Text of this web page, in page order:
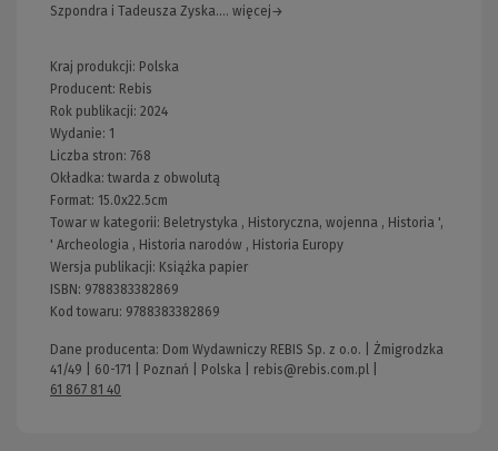
Szpondra i Tadeusza Zyska.... więcej→
Kraj produkcji: Polska
Producent: Rebis
Rok publikacji: 2024
Wydanie: 1
Liczba stron: 768
Okładka:twarda z obwolutą
Format: 15.0x22.5cm
Towar w kategorii: Beletrystyka , Historyczna, wojenna , Historia ',
' Archeologia , Historia narodów , Historia Europy
Wersja publikacji: Książka papier
ISBN: 9788383382869
Kod towaru: 9788383382869
Dane producenta: Dom Wydawniczy REBIS Sp. z o.o. | Żmigrodzka
41/49 | 60-171 | Poznań | Polska | rebis@rebis.com.pl
61 867 81 40